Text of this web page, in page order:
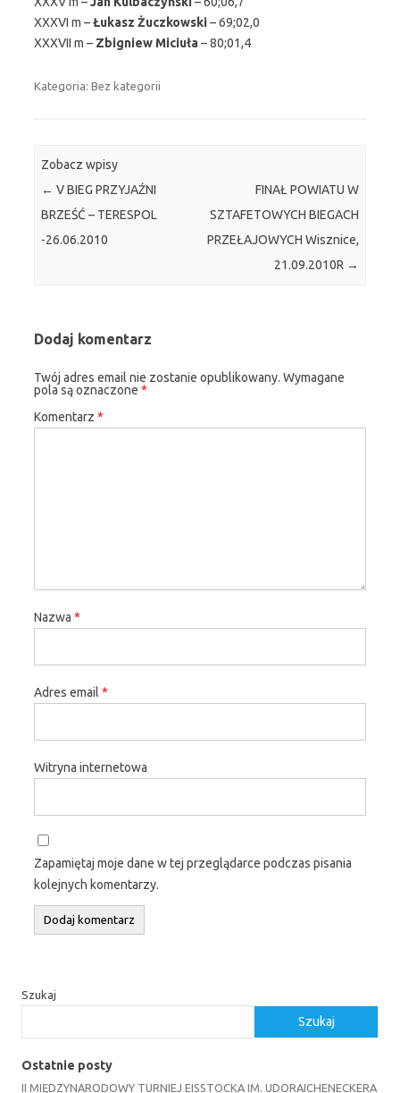
XXXVI m –Łukasz Żuczkowski– 69;02,0
XXXVII m – Zbigniew Miciuła– 80;01,4
Kategoria: Bez kategorii
Zobacz wpisy
← V BIEG PRZYJAŹNI
BRZEŚĆ – TERESPOL
-26.06.2010
FINAŁ POWIATU W
SZTAFETOWYCH BIEGACH
PRZEŁAJOWYCH Wisznice,
21.09.2010R →
Dodaj komentarz
Twój adres email nie zostanie opublikowany. Wymagane
pola są oznaczone *
Komentarz *
Nazwa *
Adres email *
Witryna internetowa
Zapamiętaj moje dane w tej przeglądarce podczas pisania
kolejnych komentarzy.
Szukaj
Szukaj
Ostatnie posty
II MIĘDZYNARODOWY TURNIEJ EISSTOCKA IM. UDORAICHENECKERA